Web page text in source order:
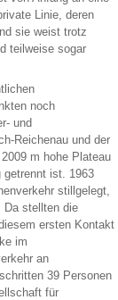
Linie, deren
sie weist trotz
teilweise sogar
noch
und
Reichenau und der
m hohe Plateau
getrennt ist. 1963
stillgelegt,
Da stellten die
ersten Kontakt
im
an
39 Personen
für